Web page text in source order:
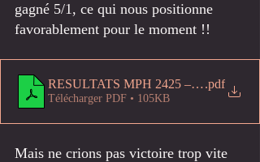
gagné 5/1, ce qui nous positionne
favorablement pour le moment !!
RESULTATS MPH 2425 – Copie2
.pdf
Télécharger PDF • 105KB
Mais ne crions pas victoire trop vite